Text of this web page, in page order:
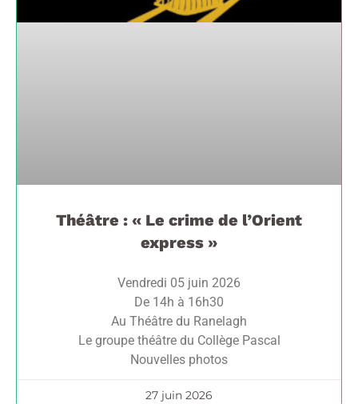
Théâtre : « Le crime de l’Orient
express »
Vendredi 05 juin 2026
De 14h à 16h30
Au Théâtre du Ranelagh
Le groupe théâtre du Collège Pascal
Nouvelles photos
27 juin 2026